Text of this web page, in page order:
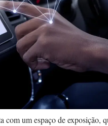
um espaço de exposição,